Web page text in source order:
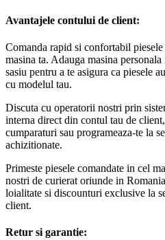
Avantajele contului de client:
Comanda rapid si confortabil
masina ta. Adauga masina
sasiu pentru a te asigura ca piesele
cu modelul tau.
Discuta cu operatorii nostri prin
interna direct din contul tau de
cumparaturi sau programeaza-te la
achizitionate.
Primeste piesele comandate in cel
nostri de curierat oriunde in
loialitate si discounturi exclusive la
client.
Retur si garantie: